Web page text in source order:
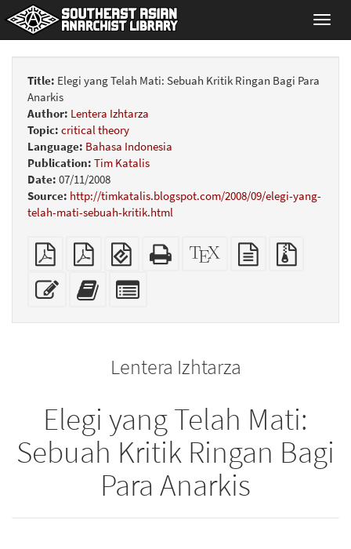
Title: Elegi yang Telah Mati: Sebuah Kritik Ringan Bagi Para
Anarkis
Author: Lentera Izhtarza
Topic: critical theory
Language: Bahasa Indonesia
Publication: Tim Katalis
Date: 07/11/2008
Source: http://timkatalis.blogspot.com/2008/09/elegi-yang-
telah-mati-sebuah-kritik.html
Plain
PDF
A4
imposed
PDF
EPUB
(for
Standalone
HTML
XeLaTeX
source
plain
text
Edit
this
Add
this
bookbuilderbookbuilder
Lentera Izhtarza
Elegi yang Telah Mati:
Sebuah Kritik Ringan Bagi
Para Anarkis